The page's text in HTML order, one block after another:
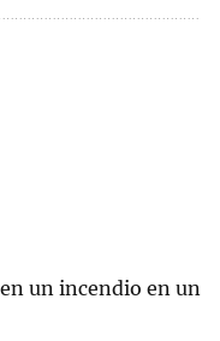
un incendio en un